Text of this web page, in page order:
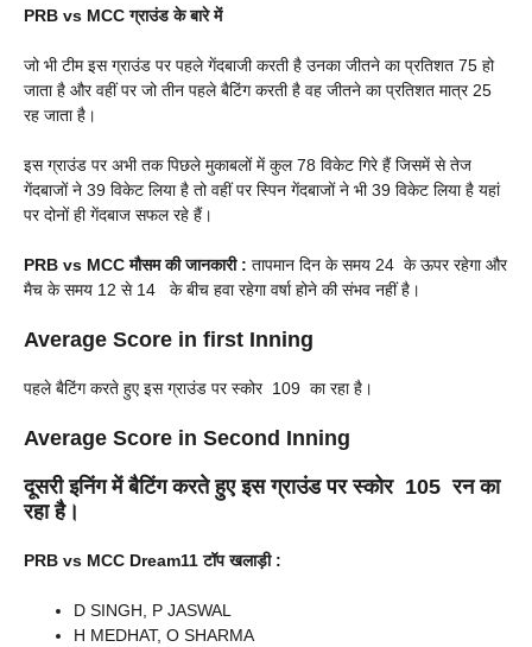
PRB vs MCCग्राउंड के बारे में
जो भी टीम इस ग्राउंड पर पहले गेंदबाजी करती है उनका जीतने का प्रतिशत 75 हो
जाता है और वहीं पर जो तीन पहले बैटिंग करती है वह जीतने का प्रतिशत मात्र 25
रह जाता है।
इस ग्राउंड पर अभी तक पिछले मुकाबलों में कुल 78 विकेट गिरे हैं जिसमें से तेज
गेंदबाजों ने 39 विकेट लिया है तो वहीं पर स्पिन गेंदबाजों ने भी 39 विकेट लिया है यहां
पर दोनों ही गेंदबाज सफल रहे हैं।
PRB vs MCCमौसम की जानकारी : तापमान दिन के समय 24 के ऊपर रहेगा और
मैच के समय 12 से 14 के बीच हवा रहेगा वर्षा होने की संभव नहीं है।
Average Score in first Inning
पहले बैटिंग करते हुए इस ग्राउंड पर स्कोर 109 का रहा है।
Average Score in Second Inning
दूसरी इनिंग में बैटिंग करते हुए इस ग्राउंड पर स्कोर 105 रन का
रहा है।
PRB vs MCC Dream11टॉप खलाड़ी :
D SINGH, P JASWAL
H MEDHAT, O SHARMA